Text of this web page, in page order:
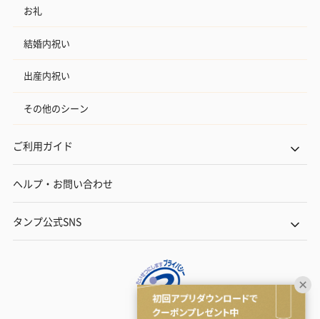
お礼
結婚内祝い
出産内祝い
その他のシーン
ご利用ガイド
ヘルプ・お問い合わせ
タンプ公式SNS